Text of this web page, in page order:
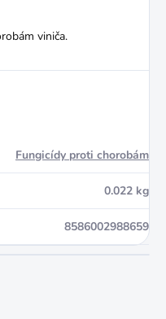
viniča.
Fungicídy proti chorobám
0.022 kg
8586002988659